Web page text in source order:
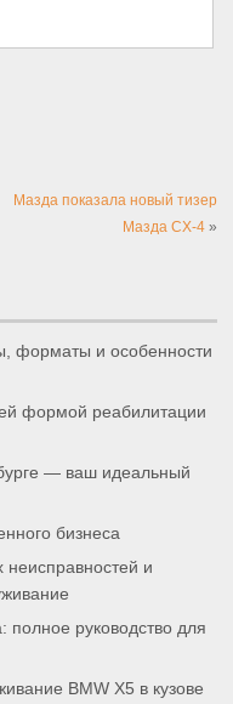
Мазда показала новый тизер
Мазда CX-4»
форматы и особенности
формой реабилитации
— ваш идеальный
бизнеса
неисправностей и
полное руководство для
BMW X5 в кузове